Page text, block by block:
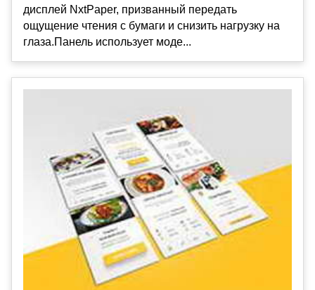
дисплей NxtPaper, призванный передать
ощущение чтения с бумаги и снизить нагрузку на
глаза.Панель использует моде...